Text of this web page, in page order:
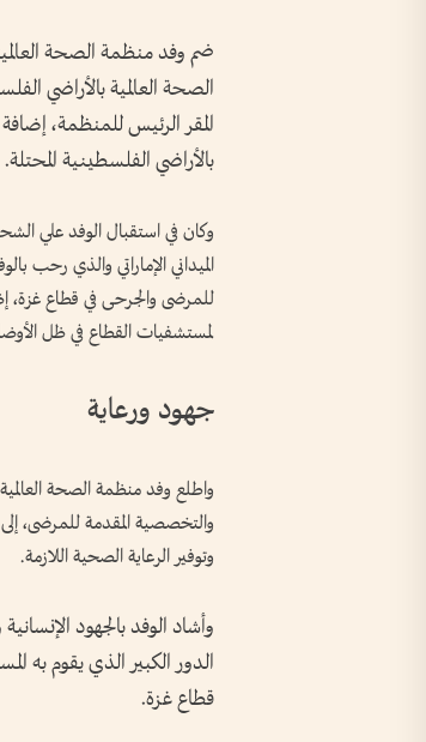
ضم وفد منظمة الصحة
الصحة العالمية بالأراضي
المقر الرئيس للمنظمة،
بالأراضي الفلسطينية المحتلة.
الميداني الإماراتي والذي رحب
لمستشفيات القطاع في ظل
جهود ورعاية
واطلع وفد منظمة الصحة
والتخصصية المقدمة للمرضى، إلى
وتوفير الرعاية الصحية اللازمة.
وأشاد الوفد بالجهود
الدور الكبير الذي يقوم به
قطاع غزة.